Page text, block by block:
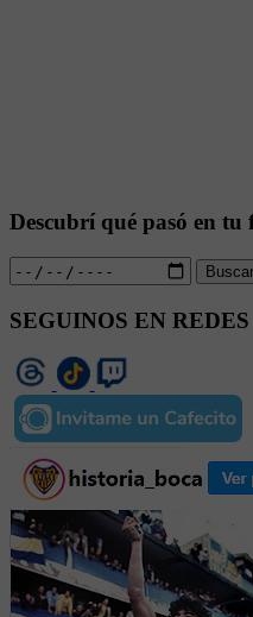
Descubrí qué pasó en tu
Buscar
SEGUINOS EN